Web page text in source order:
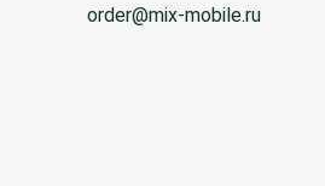
order@mix-mobile.ru